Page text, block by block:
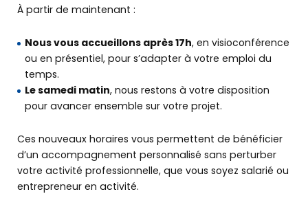
À partir de maintenant :
Nous vous accueillons après 17h, en visioconférence
ou en présentiel, pour s’adapter à votre emploi du
temps.
Le samedi matin, nous restons à votre disposition
pour avancer ensemble sur votre projet.
Ces nouveaux horaires vous permettent de bénéficier
d’un accompagnement personnalisé sans perturber
votre activité professionnelle, que vous soyez salarié ou
entrepreneur en activité.